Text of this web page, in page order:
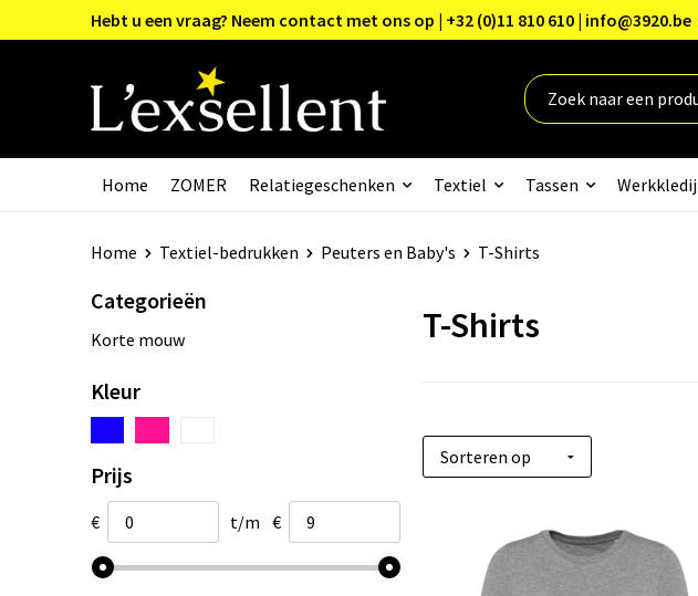
Hebt u een vraag? Neem contact met ons op | +32 (0)11 810 610 | info@3920.be
Home ZOMER Relatiegeschenken Textiel Tassen Werkkledij
Home Textiel-bedrukken Peuters en Baby's T-Shirts
Categorieën
Korte mouw
Kleur
Prijs
€ t/m €
T-Shirts